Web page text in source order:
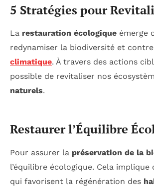
5 Stratégies pour
La restauration écologique émerge
redynamiser la biodiversité et
climatique. À travers des actions
possible de revitaliser nos
naturels.
Restaurer l’Équilibre
Pour assurer la préservation de la
l’équilibre écologique. Cela
qui favorisent la régénération des